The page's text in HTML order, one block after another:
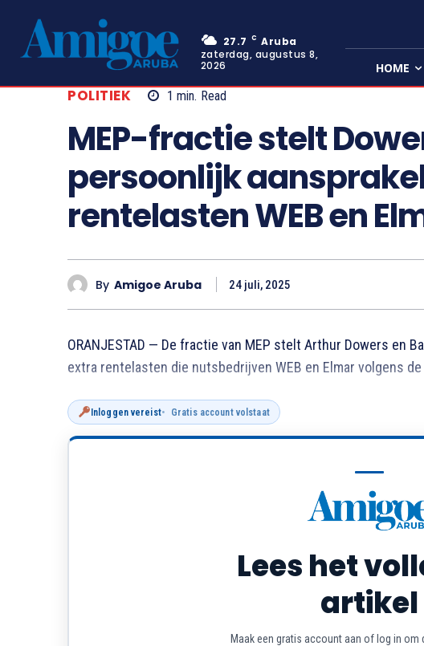
27.7 C Aruba
zaterdag, augustus 8,
2026
HOME
POLITIEK 1 min. Read
MEP-fractie stelt
persoonlijk
rentelasten WEB en
By Amigoe Aruba 24 juli, 2025
ORANJESTAD — De fractie van MEP stelt Arthur Dowers en
extra rentelasten die nutsbedrijven WEB en Elmar volgens
Inloggen vereist Gratis account volstaat
Lees het
artikel
Maak een gratis account aan of log in om